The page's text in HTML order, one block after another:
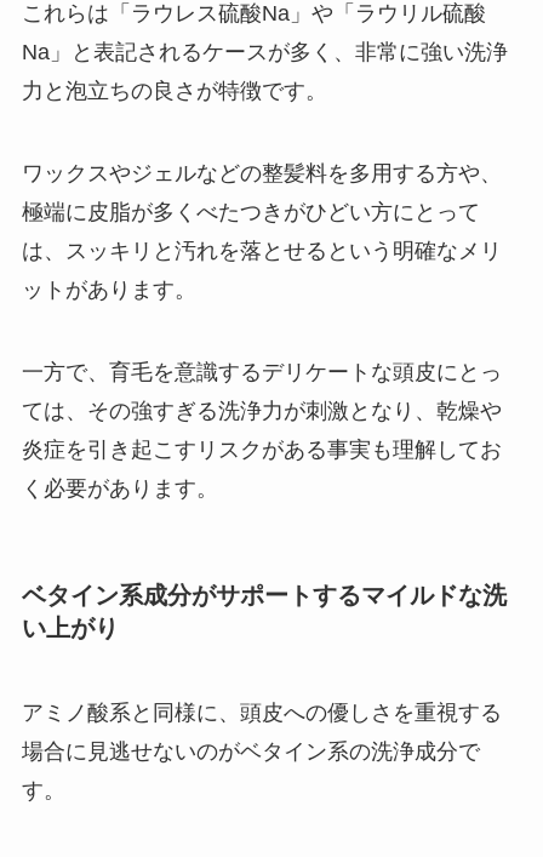
これらは「ラウレス硫酸Na」や「ラウリル硫酸
Na」と表記されるケースが多く、非常に強い洗浄
力と泡立ちの良さが特徴です。
ワックスやジェルなどの整髪料を多用する方や、
極端に皮脂が多くべたつきがひどい方にとって
は、スッキリと汚れを落とせるという明確なメリ
ットがあります。
一方で、育毛を意識するデリケートな頭皮にとっ
ては、その強すぎる洗浄力が刺激となり、乾燥や
炎症を引き起こすリスクがある事実も理解してお
く必要があります。
ベタイン系成分がサポートするマイルドな洗
い上がり
アミノ酸系と同様に、頭皮への優しさを重視する
場合に見逃せないのがベタイン系の洗浄成分で
す。